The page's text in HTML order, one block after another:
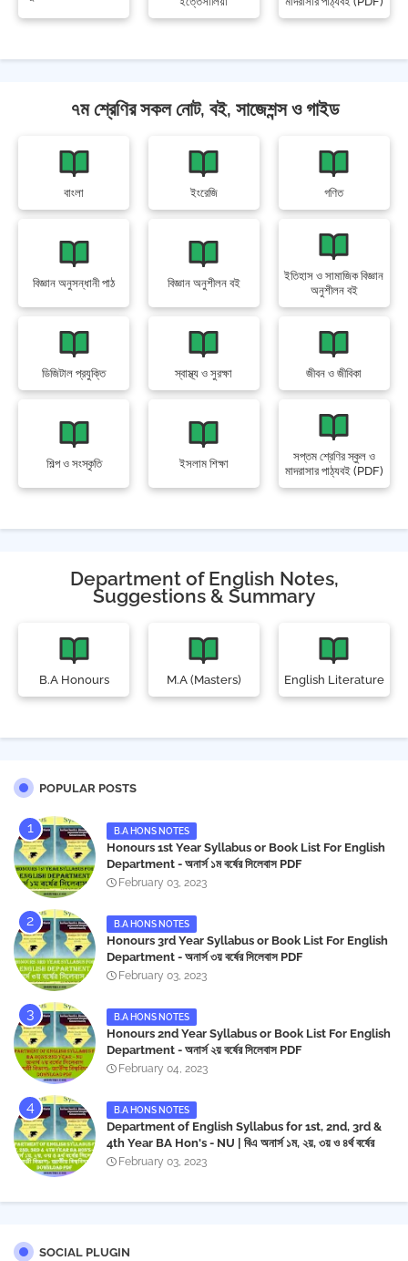
৭ম শ্রেণির সকল নোট, বই, সাজেশন্স ও গাইড
বাংলা ইংরেজি গণিত
বিজ্ঞান অনুসন্ধানী পাঠ বিজ্ঞান অনুশীলন বই
ইতিহাস ও সামাজিক বিজ্ঞান
অনুশীলন বই
ডিজিটাল প্রযুক্তি স্বাস্থ্য ও সুরক্ষা জীবন ও জীবিকা
শিল্প ও সংস্কৃতি ইসলাম শিক্ষা
সপ্তম শ্রেণির স্কুল ও
মাদরাসার পাঠ্যবই (PDF)
Department of English Notes,
Suggestions & Summary
B.A Honours M.A (Masters) English Literature
POPULAR POSTS
B.A HONS NOTES
Honours 1st Year Syllabus or Book List For English
Department - অনার্স ১ম বর্ষের সিলেবাস PDF
February 03, 2023
B.A HONS NOTES
Honours 3rd Year Syllabus or Book List For English
Department - অনার্স ৩য় বর্ষের সিলেবাস PDF
February 03, 2023
B.A HONS NOTES
Honours 2nd Year Syllabus or Book List For English
Department - অনার্স ২য় বর্ষের সিলেবাস PDF
February 04, 2023
B.A HONS NOTES
Department of English Syllabus for 1st, 2nd, 3rd &
4th Year BA Hon's - NU | বিএ অনার্স ১ম, ২য়, ৩য় ও ৪র্থ বর্ষের
সিলেবাস (ইংরেজী বিভাগ)- জাতীয় বিশ্ববিদ্যালয় | Download PDF
February 03, 2023
SOCIAL PLUGIN